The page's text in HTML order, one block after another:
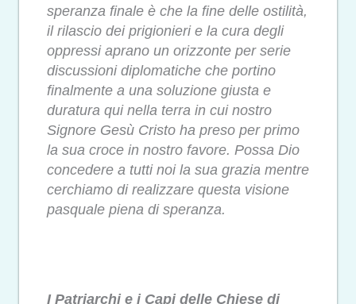
speranza finale è che la fine delle ostilità,
il rilascio dei prigionieri e la cura degli
oppressi aprano un orizzonte per serie
discussioni diplomatiche che portino
finalmente a una soluzione giusta e
duratura qui nella terra in cui nostro
Signore Gesù Cristo ha preso per primo
la sua croce in nostro favore. Possa Dio
concedere a tutti noi la sua grazia mentre
cerchiamo di realizzare questa visione
pasquale piena di speranza.
I Patriarchi e i Capi delle Chiese di